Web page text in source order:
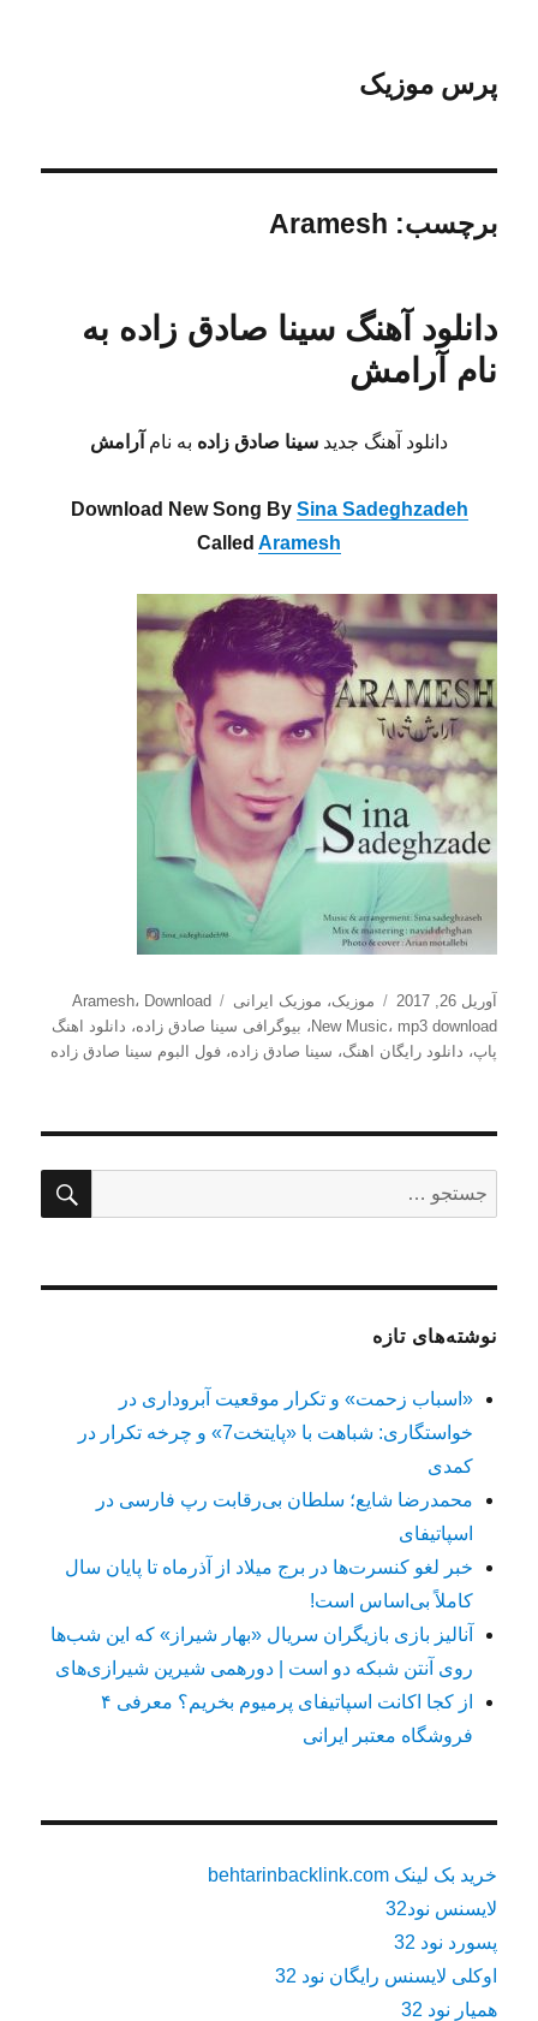
پرس موزیک
برچسب: Aramesh
دانلود آهنگ سینا صادق زاده به
نام آرامش
دانلود آهنگ جدید سینا صادق زاده به نام آرامش
Download New Song By Sina Sadeghzadeh
Called Aramesh
ارسال
شده
در
آوریل 26, 2017 دسته‌ها
موزیک، موزیک ایرانی برچسب‌ها Aramesh، Download
New Music، mp3 download ، بیوگرافی سینا صادق زاده، دانلود اهنگ
پاپ، دانلود رایگان اهنگ، سینا صادق زاده،فول البوم سینا صادق زاده
برای:
نوشته‌های تازه
«اسباب زحمت» و تکرار موقعیت آبروداری در
خواستگاری: شباهت با «پایتخت7» و چرخه تکرار در
کمدی
محمدرضا شایع؛ سلطان بی‌رقابت رپ فارسی در
اسپاتیفای
خبر لغو کنسرت‌ها در برج میلاد از آذرماه تا پایان سال
کاملاً بی‌اساس است!
آنالیز بازی بازیگران سریال «بهار شیراز» که این شب‌ها
روی آنتن شبکه دو است | دورهمی شیرین شیرازی‌های
از کجا اکانت اسپاتیفای پرمیوم بخریم؟ معرفی ۴
فروشگاه معتبر ایرانی
خرید بک لینک behtarinbacklink.com
لایسنس نود32
پسورد نود 32
اوکلی لایسنس رایگان نود 32
همیار نود 32